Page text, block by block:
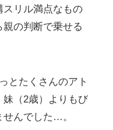
スリル満点なもの
の判断で乗せる
とたくさんのアト
（2歳）よりもび
んでした…。